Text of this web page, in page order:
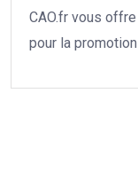
CAO.fr vous
pour la